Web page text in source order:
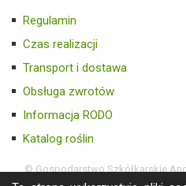
Regulamin
Czas realizacji
Transport i dostawa
Obsługa zwrotów
Informacja RODO
Katalog roślin
© Gospodarstwo Szkółkarskie